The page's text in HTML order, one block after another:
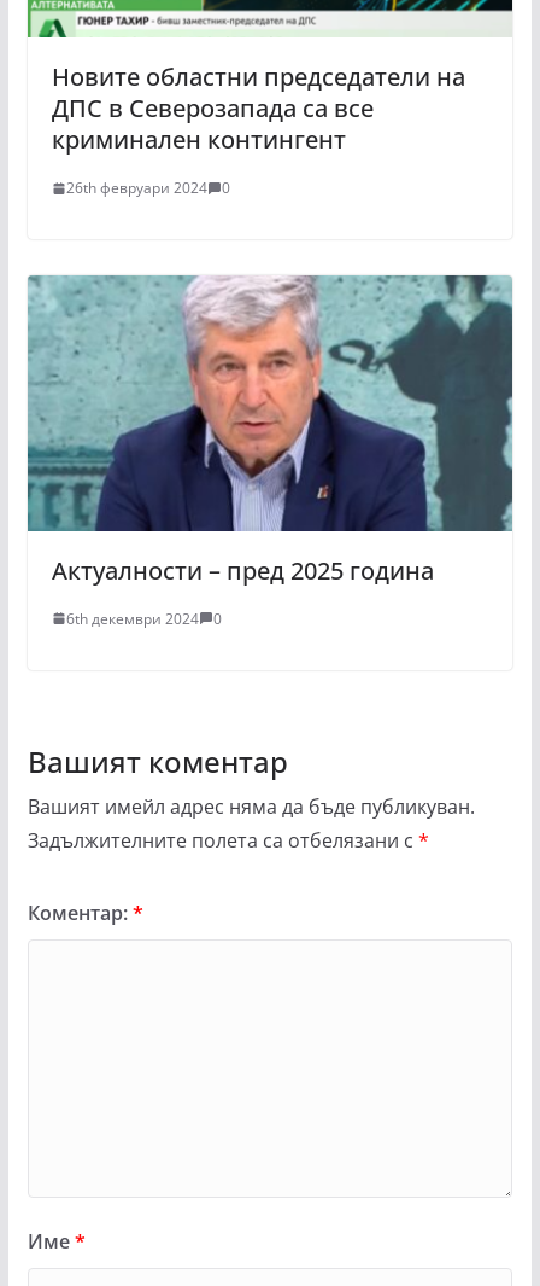
Новите областни председатели на
ДПС в Северозапада са все
криминален контингент
26th февруари 2024 0
Актуалности – пред 2025 година
6th декември 2024 0
Вашият коментар
Вашият имейл адрес няма да бъде публикуван.
Задължителните полета са отбелязани с *
Коментар:*
Име*